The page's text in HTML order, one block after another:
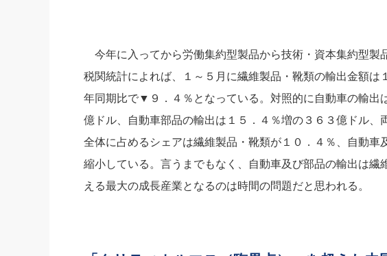
今年に入ってから労働集約型製品から技術・資本集約型製
税関統計によれば、１～５月に繊維製品・靴類の輸出金額は
年同期比で▼９．４％となっている。対照的に自動車の輸出
億ドル、自動車部品の輸出は１５．４％増の３６３億ドル、
全体に占めるシェアは繊維製品・靴類が１０．４％、自動車
縮小している。言うまでもなく、自動車及び部品の輸出は繊
える最大の成長産業となるのは時間の問題だと思われる。